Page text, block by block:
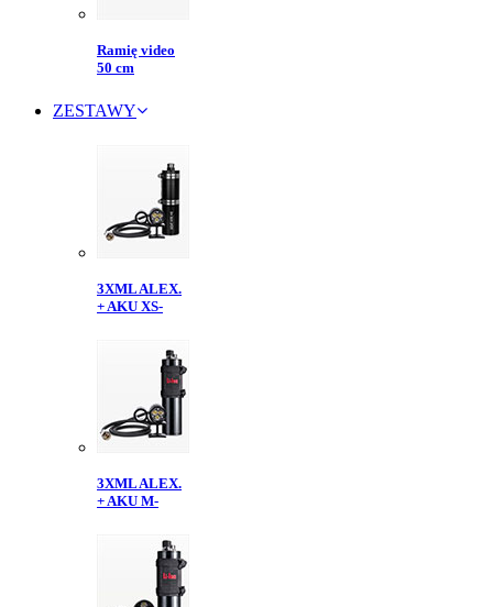
Ramię video
50 cm
ZESTAWY
3XML ALEX.
+ AKU XS-
3XML ALEX.
+ AKU M-